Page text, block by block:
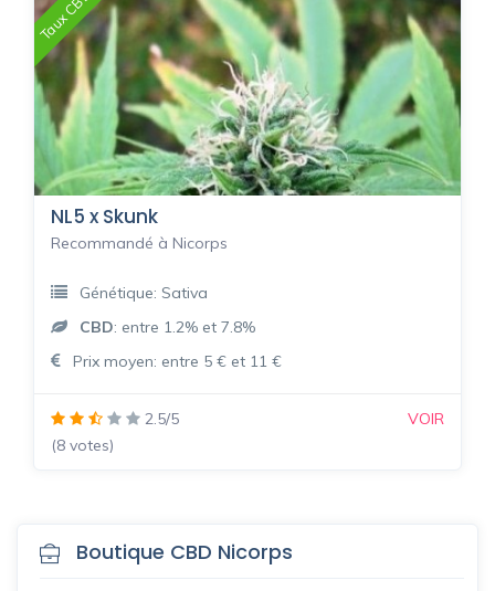
Boutique CBD Nicorps
NL5 x Skunk
Recommandé à Nicorps
Génétique: Sativa
CBD: entre 1.2% et 7.8%
Prix moyen: entre 5 € et 11 €
2.5/5
(8 votes)
VOIR